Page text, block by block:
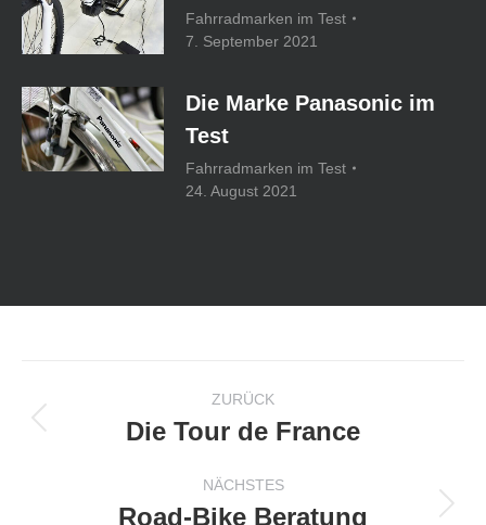
Fahrradmarken im Test
7. September 2021
Die Marke Panasonic im
Test
Fahrradmarken im Test
24. August 2021
ZURÜCK
Vorheriger
Die Tour de France
NÄCHSTES
Nächster
Road-Bike Beratung